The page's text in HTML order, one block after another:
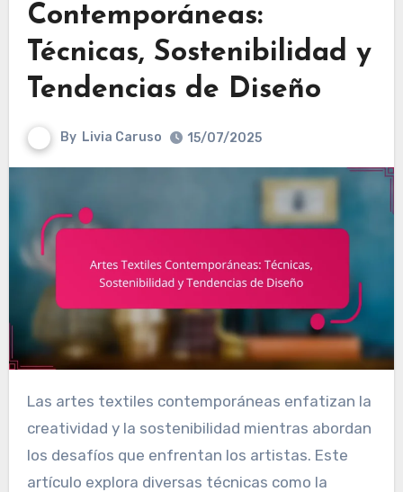
Contemporáneas:
Técnicas, Sostenibilidad y
Tendencias de Diseño
By Livia Caruso 15/07/2025
Las artes textiles contemporáneas enfatizan la
creatividad y la sostenibilidad mientras abordan
los desafíos que enfrentan los artistas. Este
artículo explora diversas técnicas como la